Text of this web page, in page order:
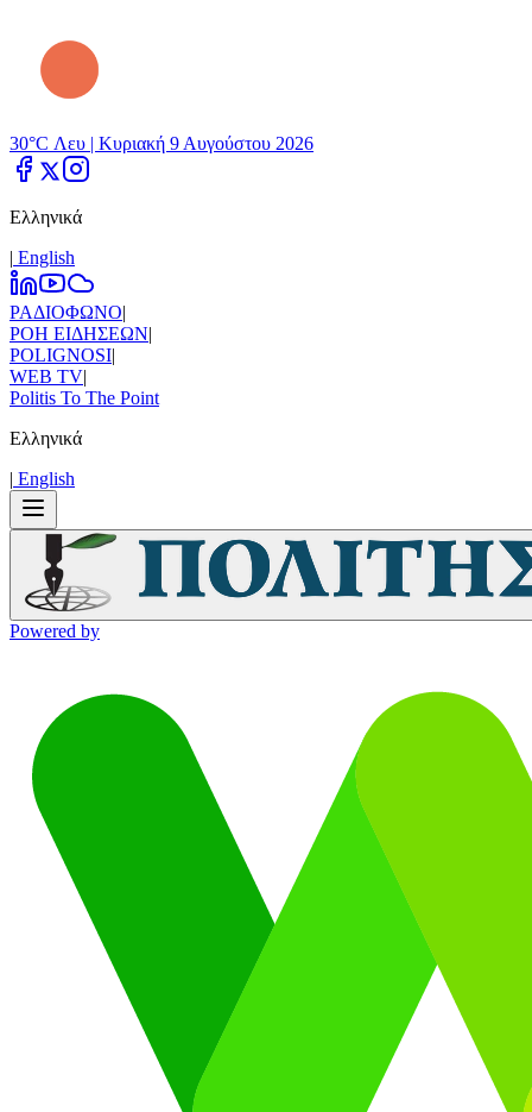
30°C Λευ | Κυριακή 9 Αυγούστου 2026
Ελληνικά
| Εnglish
ΡΑΔΙΟΦΩΝΟ|
ΡΟΗ ΕΙΔΗΣΕΩΝ|
POLIGNOSI|
WEB TV|
Politis To The Point
Ελληνικά
| Εnglish
Powered by